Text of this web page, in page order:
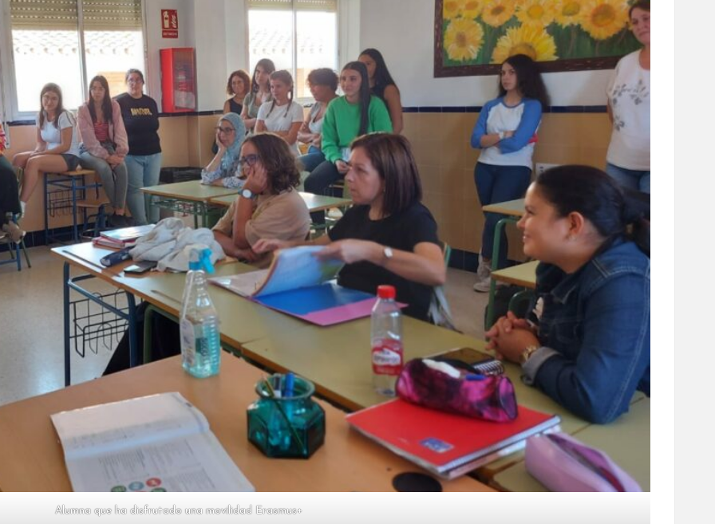
Alumna que ha disfrutado una movilidad Erasmus+